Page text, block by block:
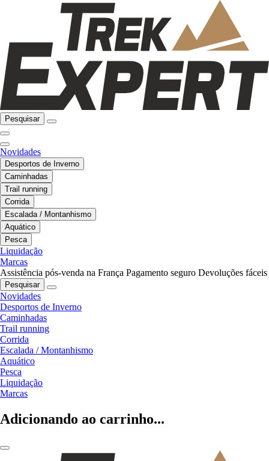
Pesquisar
Novidades
Desportos de Inverno
Caminhadas
Trail running
Corrida
Escalada / Montanhismo
Aquático
Pesca
Liquidação
Marcas
Assistência pós-venda na França Pagamento seguro Devoluções fáceis
Pesquisar
Novidades
Desportos de Inverno
Caminhadas
Trail running
Corrida
Escalada / Montanhismo
Aquático
Pesca
Liquidação
Marcas
Adicionando ao carrinho...